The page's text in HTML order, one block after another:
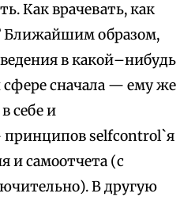
Как врачевать, как
Ближайшим образом,
в какой–нибудь
сфере сначала — ему же
себе и
принципов selfcontrol`я
и самоотчета (с
В другую